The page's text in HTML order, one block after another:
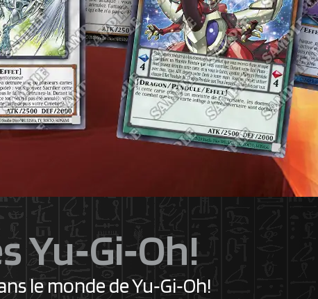
Yu‑Gi‑Oh!
le monde de Yu‑Gi‑Oh!